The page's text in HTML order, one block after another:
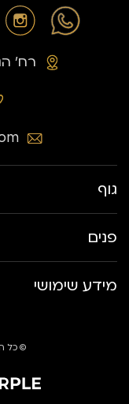
רח׳ הנחושת
גוף
פנים
מידע שימושי
© כל